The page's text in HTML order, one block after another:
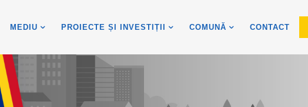
MEDIU PROIECTE ȘI INVESTIȚII COMUNĂ CONTACT